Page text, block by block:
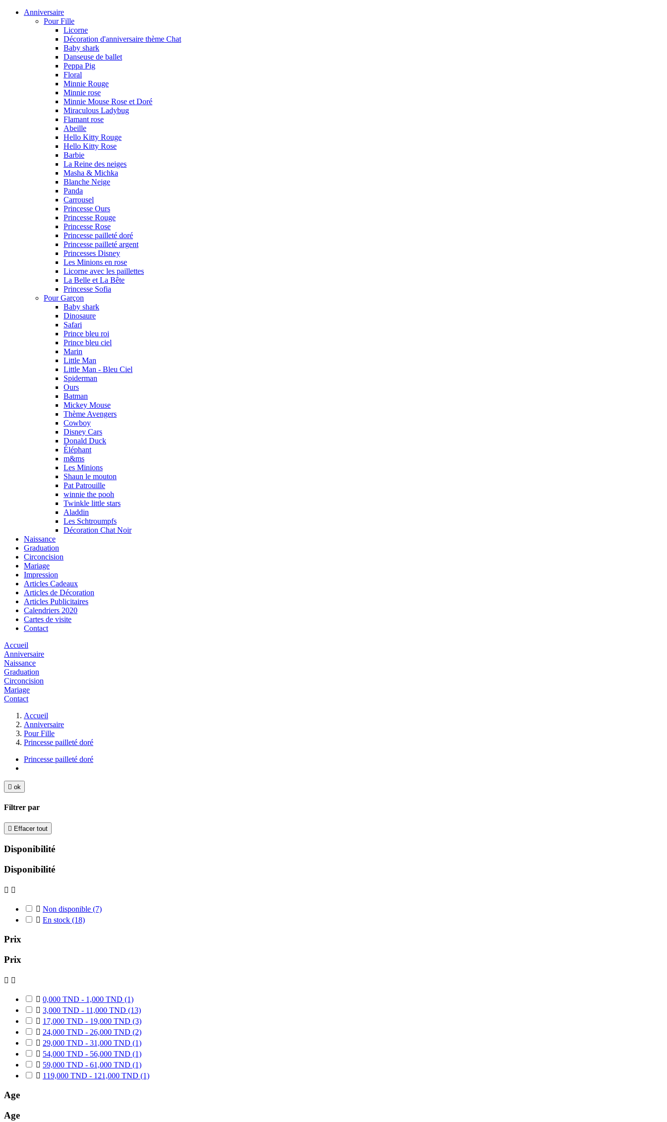
Anniversaire
Pour Fille
Licorne
Décoration d'anniversaire thème Chat
Baby shark
Danseuse de ballet
Peppa Pig
Floral
Minnie Rouge
Minnie rose
Minnie Mouse Rose et Doré
Miraculous Ladybug
Flamant rose
Abeille
Hello Kitty Rouge
Hello Kitty Rose
Barbie
La Reine des neiges
Masha & Michka
Blanche Neige
Panda
Carrousel
Princesse Ours
Princesse Rouge
Princesse Rose
Princesse pailleté doré
Princesse pailleté argent
Princesses Disney
Les Minions en rose
Licorne avec les paillettes
La Belle et La Bête
Princesse Sofia
Pour Garçon
Baby shark
Dinosaure
Safari
Prince bleu roi
Prince bleu ciel
Marin
Little Man
Little Man - Bleu Ciel
Spiderman
Ours
Batman
Mickey Mouse
Thème Avengers
Cowboy
Disney Cars
Donald Duck
Éléphant
m&ms
Les Minions
Shaun le mouton
Pat Patrouille
winnie the pooh
Twinkle little stars
Aladdin
Les Schtroumpfs
Décoration Chat Noir
Naissance
Graduation
Circoncision
Mariage
Impression
Articles Cadeaux
Articles de Décoration
Articles Publicitaires
Calendriers 2020
Cartes de visite
Contact
Accueil
Anniversaire
Naissance
Graduation
Circoncision
Mariage
Contact
Accueil
Anniversaire
Pour Fille
Princesse pailleté doré
Princesse pailleté doré
 ok
Filtrer par
 Effacer tout
Disponibilité
Disponibilité
 
 Non disponible (7)
 En stock (18)
Prix
Prix
 
 0,000 TND - 1,000 TND (1)
 3,000 TND - 11,000 TND (13)
 17,000 TND - 19,000 TND (3)
 24,000 TND - 26,000 TND (2)
 29,000 TND - 31,000 TND (1)
 54,000 TND - 56,000 TND (1)
 59,000 TND - 61,000 TND (1)
 119,000 TND - 121,000 TND (1)
Age
Age